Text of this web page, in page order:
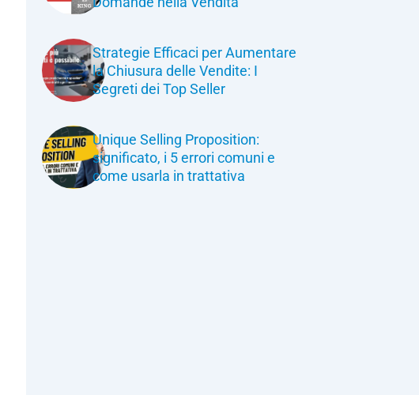
Strategie Efficaci per Aumentare
la Chiusura delle Vendite: I
Segreti dei Top Seller
Unique Selling Proposition:
significato, i 5 errori comuni e
come usarla in trattativa